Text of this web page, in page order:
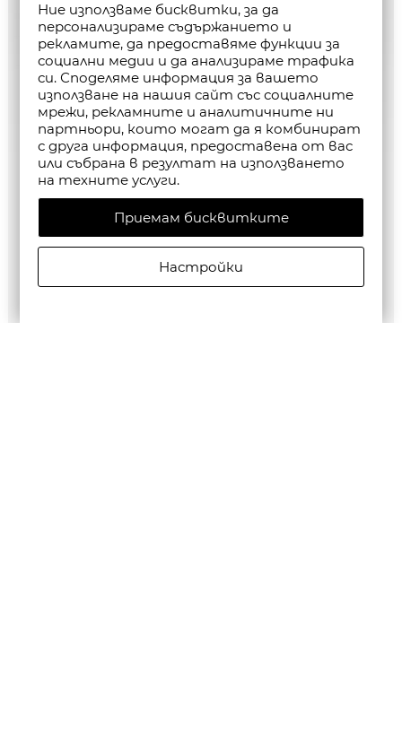
Ние използваме бисквитки, за да
персонализираме съдържанието и
рекламите, да предоставяме функции за
социални медии и да анализираме трафика
си. Споделяме информация за вашето
използване на нашия сайт със социалните
мрежи, рекламните и аналитичните ни
партньори, които могат да я комбинират
с друга информация, предоставена от вас
или събрана в резултат на използването
на техните услуги.
Приемам бисквитките
Настройки